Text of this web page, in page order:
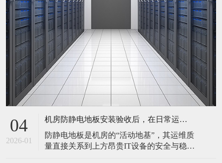
04
2026-01
机房防静电地板安装验收后，在日常运维中常常被忽视。请问，一套规范的、可操作的维护规程应包含哪些内容？有哪些“小问题”若不及时处理，会演变成“大故障”？
防静电地板是机房的“活动地基”，其运维质
量直接关系到上方昂贵IT设备的安全与稳